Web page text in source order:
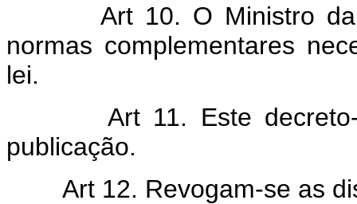
Art 10. O Ministro da
normas complementares
lei.
Art 11. Este decreto-lei
publicação.
Art 12. Revogam-se as